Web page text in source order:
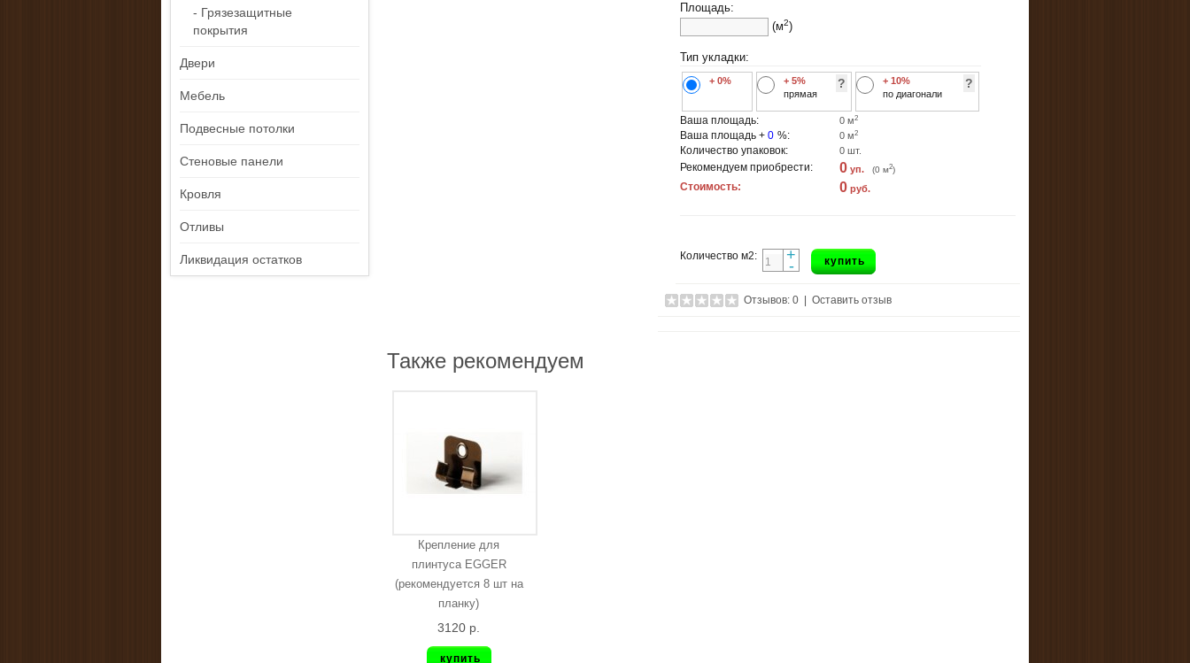
- Грязезащитные
покрытия
Двери
Мебель
Подвесные потолки
Стеновые панели
Кровля
Отливы
Ликвидация остатков
Площадь:
(м2)
Тип укладки:
+ 0%
+ 5%
прямая
?
+ 10%
по диагонали
?
Ваша площадь: 0 м2
Ваша площадь +0 %: 0 м2
Количество упаковок: 0 шт.
Рекомендуем приобрести: 0 уп. (0 м2)
Стоимость: 0 руб.
Количество м2: +
- купить
Отзывов: 0 |Оставить отзыв
Также рекомендуем
Крепление для
плинтуса EGGER
(рекомендуется 8 шт на
планку)
3120 р.
купить